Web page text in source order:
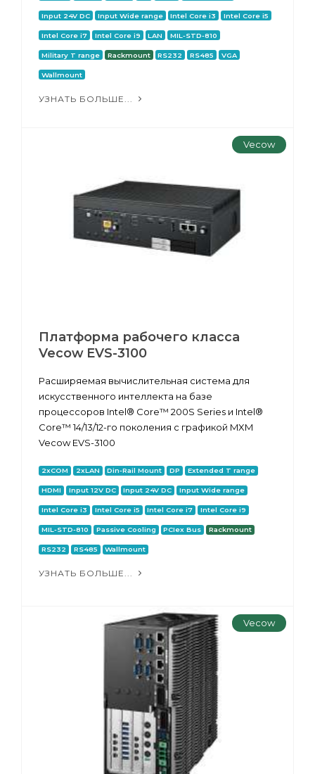
Input 24V DC Input Wide range Intel Core i3 Intel Core i5
Intel Core i7 Intel Core i9 LAN MIL-STD-810
Military T range Rackmount RS232 RS485 VGA
Wallmount
УЗНАТЬ БОЛЬШЕ...
Vecow
Платформа рабочего класса
Vecow EVS-3100
Расширяемая вычислительная система для
искусственного интеллекта на базе
процессоров Intel® Core™ 200S Series и Intel®
Core™ 14/13/12-го поколения с графикой MXM
Vecow EVS-3100
2xCOM 2xLAN Din-Rail Mount DP Extended T range
HDMI Input 12V DC Input 24V DC Input Wide range
Intel Core i3 Intel Core i5 Intel Core i7 Intel Core i9
MIL-STD-810 Passive Cooling PCIex Bus Rackmount
RS232 RS485 Wallmount
УЗНАТЬ БОЛЬШЕ...
Vecow